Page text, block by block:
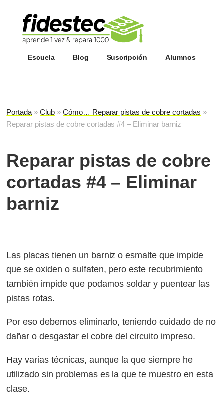
Escuela Blog Suscripción Alumnos
Portada »Club »Cómo… Reparar pistas de cobre cortadas »
Reparar pistas de cobre cortadas #4 – Eliminar barniz
Reparar pistas de cobre
cortadas #4 – Eliminar
barniz
Las placas tienen un barniz o esmalte que impide
que se oxiden o sulfaten, pero este recubrimiento
también impide que podamos soldar y puentear las
pistas rotas.
Por eso debemos eliminarlo, teniendo cuidado de no
dañar o desgastar el cobre del circuito impreso.
Hay varias técnicas, aunque la que siempre he
utilizado sin problemas es la que te muestro en esta
clase.